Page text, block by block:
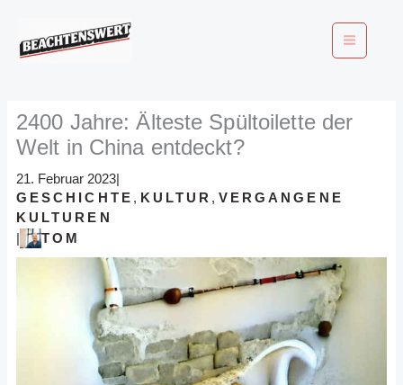
springen
2400 Jahre: Älteste Spültoilette der
Welt in China entdeckt?
21. Februar 2023|
GESCHICHTE , KULTUR ,VERGANGENE
KULTUREN
|
TOM